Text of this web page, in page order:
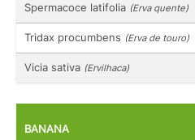
Spermacoce latifolia (Erva quente)
Tridax procumbens (Erva de touro)
Vicia sativa (Ervilhaca)
BANANA